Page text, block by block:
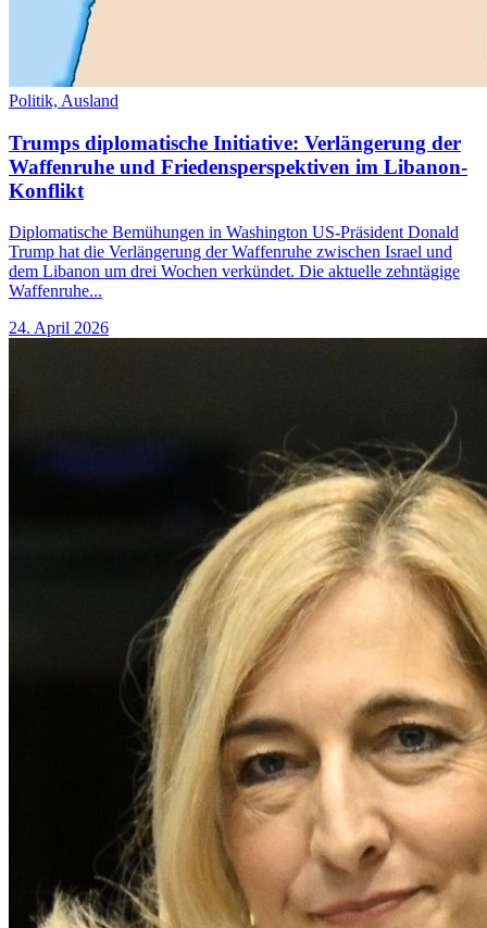
Politik, Ausland
Trumps diplomatische Initiative: Verlängerung der
Waffenruhe und Friedensperspektiven im Libanon-
Konflikt
Diplomatische Bemühungen in Washington US-Präsident Donald
Trump hat die Verlängerung der Waffenruhe zwischen Israel und
dem Libanon um drei Wochen verkündet. Die aktuelle zehntägige
Waffenruhe...
24. April 2026